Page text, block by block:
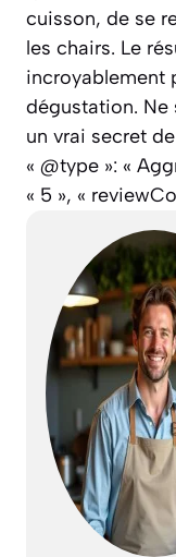
cuisson, de se
les chairs. Le
incroyablement
dégustation. Ne
un vrai secret
« @type »: «
« 5 », «